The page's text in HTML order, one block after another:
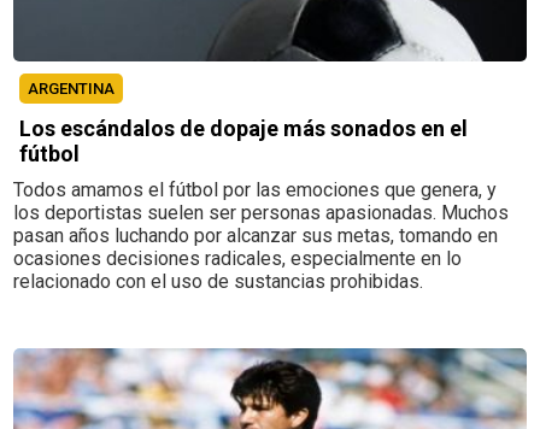
ARGENTINA
Los escándalos de dopaje más sonados en el
fútbol
Todos amamos el fútbol por las emociones que genera, y
los deportistas suelen ser personas apasionadas. Muchos
pasan años luchando por alcanzar sus metas, tomando en
ocasiones decisiones radicales, especialmente en lo
relacionado con el uso de sustancias prohibidas.